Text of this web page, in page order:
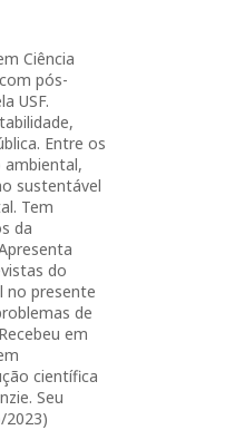
Ciência
pós-
USF.
Entre os
ambiental,
sustentável
Tem
da
do
no presente
de
em
científica
Seu
2023)